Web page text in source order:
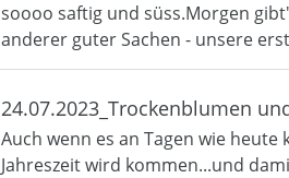
soooo saftig und süss.Morgen
anderer guter Sachen - unsere
24.07.2023_Trockenblumen
Auch wenn es an Tagen wie
Jahreszeit wird kommen...und